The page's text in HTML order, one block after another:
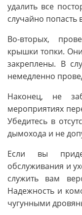
удалить все
случайно попасть
Во-вторых,
крышки топки.
закреплены. В
немедленно
Наконец, не
мероприятиях
Убедитесь в
дымохода и не
Если вы
обслуживания и
служить вам
Надежность и
чугунными